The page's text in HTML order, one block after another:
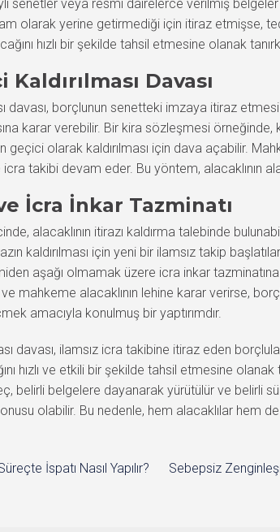
senetler veya resmi dairelerce verilmiş belgeler
olarak yerine getirmediği için itiraz etmişse,
hızlı bir şekilde tahsil etmesine olanak
Davası
davası, borçlunun senetteki imzaya itiraz
karar verebilir. Bir kira sözleşmesi
geçici olarak kaldırılması için dava açabilir.
icra takibi devam eder. Bu yöntem, alacaklının
İcra İnkar Tazminatı
alacaklının itirazı kaldırma talebinde
kaldırılması için yeni bir ilamsız takip
aşağı olmamak üzere icra inkar tazminatına
ve mahkeme alacaklının lehine karar verirse,
amacıyla konulmuş bir yaptırımdır.
davası, ilamsız icra takibine itiraz eden
hızlı ve etkili bir şekilde tahsil etmesine
belirli belgelere dayanarak yürütülür ve belirli
olabilir. Bu nedenle, hem alacaklılar hem
İspatı Nasıl Yapılır? Sebepsiz